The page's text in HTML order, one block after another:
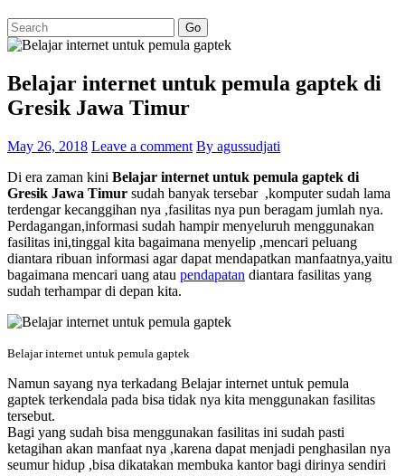
Go
Belajar internet untuk pemula gaptek di
Gresik Jawa Timur
May 26, 2018 Leave a comment By agussudjati
Di era zaman kini Belajar internet untuk pemula gaptek di
Gresik Jawa Timur sudah banyak tersebar ,komputer sudah lama
terdengar kecanggihan nya ,fasilitas nya pun beragam jumlah nya.
Perdagangan,informasi sudah hampir menyeluruh menggunakan
fasilitas ini,tinggal kita bagaimana menyelip ,mencari peluang
diantara ribuan informasi agar dapat mendapatkan manfaatnya,yaitu
bagaimana mencari uang atau pendapatan diantara fasilitas yang
sudah terhampar di depan kita.
Belajar internet untuk pemula gaptek
Namun sayang nya terkadang Belajar internet untuk pemula
gaptek terkendala pada bisa tidak nya kita menggunakan fasilitas
tersebut.
Bagi yang sudah bisa menggunakan fasilitas ini sudah pasti
ketagihan akan manfaat nya ,karena dapat menjadi penghasilan nya
seumur hidup ,bisa dikatakan membuka kantor bagi dirinya sendiri